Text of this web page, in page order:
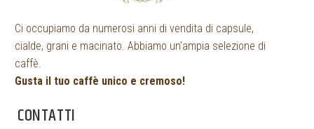
Ci occupiamo da numerosi anni di vendita di capsule,
cialde, grani e macinato. Abbiamo un’ampia selezione di
caffè.
Gusta il tuo caffè unico e cremoso!
CONTATTI